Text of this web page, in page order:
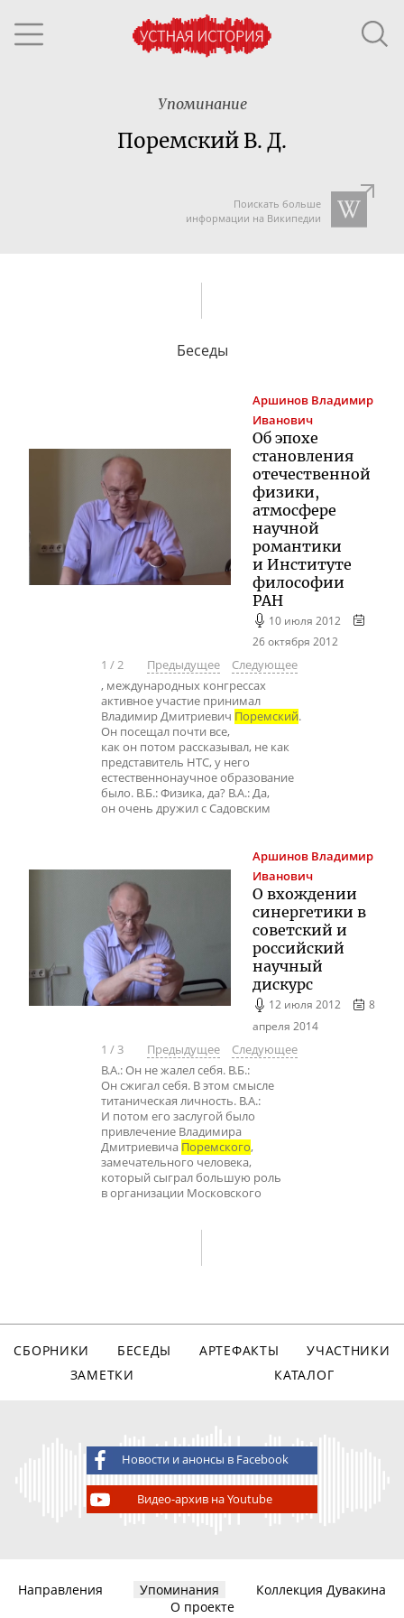
Упоминание
Поремский В. Д.
Поискать больше
информации на Википедии
Беседы
Аршинов Владимир
Иванович
Об эпохе
становления
отечественной
физики,
атмосфере
научной
романтики
и Институте
философии
РАН
10 июля 2012
26 октября 2012
1 /2 Предыдущее
Следующее
, международных конгрессах
активное участие принимал
Владимир Дмитриевич Поремский.
Он посещал почти все,
как он потом рассказывал, не как
представитель НТС, у него
естественнонаучное образование
было. В.Б.: Физика, да? В.А.: Да,
он очень дружил с Садовским
Аршинов Владимир
Иванович
О вхождении
синергетики в
советский и
российский
научный
дискурс
12 июля 2012
8
апреля 2014
1 /3 Предыдущее
Следующее
В.А.: Он не жалел себя. В.Б.:
Он сжигал себя. В этом смысле
титаническая личность. В.А.:
И потом его заслугой было
привлечение Владимира
Дмитриевича Поремского,
замечательного человека,
который сыграл большую роль
в организации Московского
СБОРНИКИ БЕСЕДЫ АРТЕФАКТЫ
УЧАСТНИКИ
ЗАМЕТКИ
КАТАЛОГ
Новости и анонсы в Facebook
Видео-архив на Youtube
Направления Упоминания
Коллекция Дувакина
О проекте